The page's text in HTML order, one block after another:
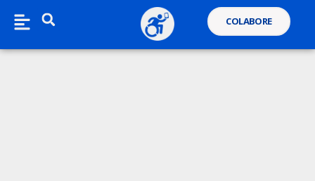
COLABORE